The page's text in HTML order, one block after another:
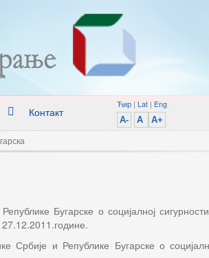
Контакт
Ћир| Lat| Eng
A-
A A+
Бугарске о социјалној
Србије и Републике Бугарске о